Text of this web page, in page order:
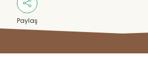
Paylaş